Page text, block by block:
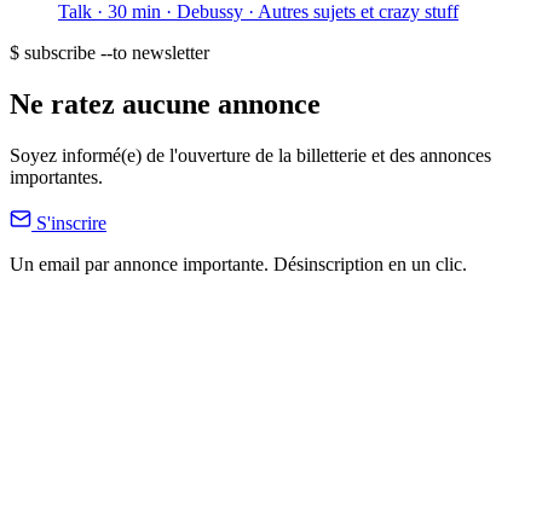
Talk · 30 min · Debussy · Autres sujets et crazy stuff
$ subscribe --to newsletter
Ne ratez aucune annonce
Soyez informé(e) de l'ouverture de la billetterie et des annonces
importantes.
S'inscrire
Un email par annonce importante. Désinscription en un clic.